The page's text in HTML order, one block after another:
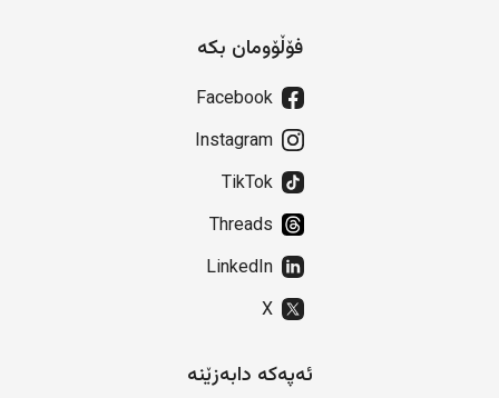
فۆڵۆومان بکە
Facebook
Instagram
TikTok
Threads
LinkedIn
X
ئەپەکە دابەزێنە